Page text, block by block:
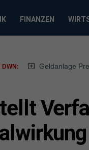
FINANZEN
DWN: Geldanlage